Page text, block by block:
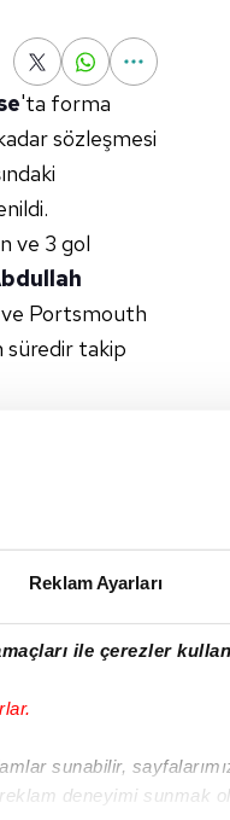
Reklam Ayarları
ile çerezler
sunabilir,
deneyimi sunmak
'ta forma
sözleşmesi
ve 3 gol
ve Portsmouth
süredir takip
ne Dzeko!
Onuachu